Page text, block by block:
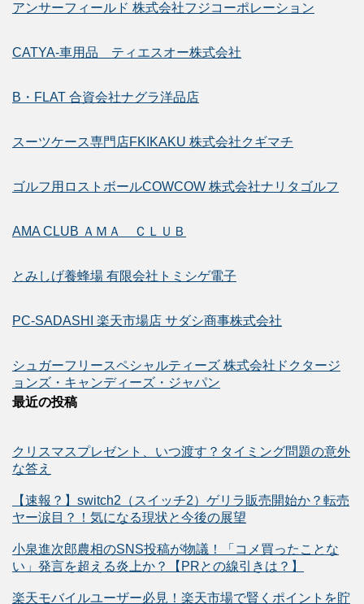
アンサーフィールド 株式会社フジコーポレーション
CATYA-車用品 ティエスオー株式会社
B・FLAT 合資会社ナグラ洋品店
スーツケース専門店FKIKAKU 株式会社クギマチ
ゴルフ用ロストボールCOWCOW 株式会社ナリタゴルフ
AMA CLUB ＡＭＡ ＣＬＵＢ
とみしげ養蜂場 有限会社トミシゲ電子
PC-SADASHI 楽天市場店 サダシ商事株式会社
シュガーフリースペシャルティーズ 株式会社ドクタージ
ョンズ・キャンディーズ・ジャパン
最近の投稿
クリスマスプレゼント、いつ渡す？タイミング問題の意外
な答え
【速報？】switch2（スイッチ2）ゲリラ販売開始か？転売
ヤー涙目？！気になる現状と今後の展望
小泉進次郎農相のSNS投稿が物議！「コメ買ったことな
い」発言を超える炎上か？【PRとの線引きは？】
楽天モバイルユーザー必見！楽天市場で賢くポイントを貯